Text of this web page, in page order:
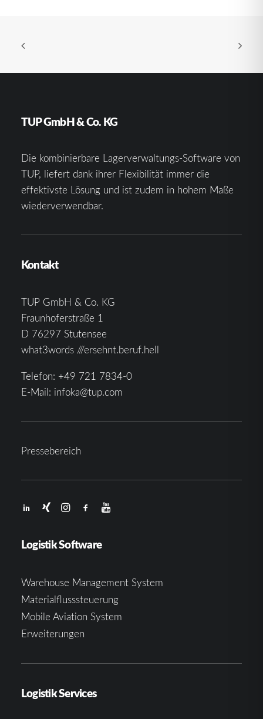
TUP GmbH & Co. KG
Die kombinierbare Lagerverwaltungs-Software von
TUP, liefert dank ihrer Flexibilität immer die
effektivste Lösung und ist zudem in hohem Maße
wiederverwendbar.
Kontakt
TUP GmbH & Co. KG
Fraunhoferstraße 1
D 76297 Stutensee
what3words ///ersehnt.beruf.hell
Telefon: +49 721 7834-0
E-Mail: infoka@tup.com
Pressebereich
Logistik Software
Warehouse Management System
Materialflusssteuerung
Mobile Aviation System
Erweiterungen
Logistik Services